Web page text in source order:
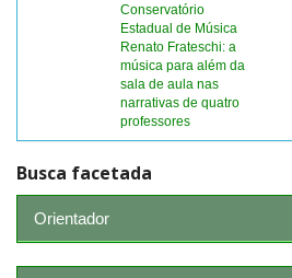
Conservatório
Estadual de Música
Renato Frateschi: a
música para além da
sala de aula nas
narrativas de quatro
professores
Busca facetada
Orientador